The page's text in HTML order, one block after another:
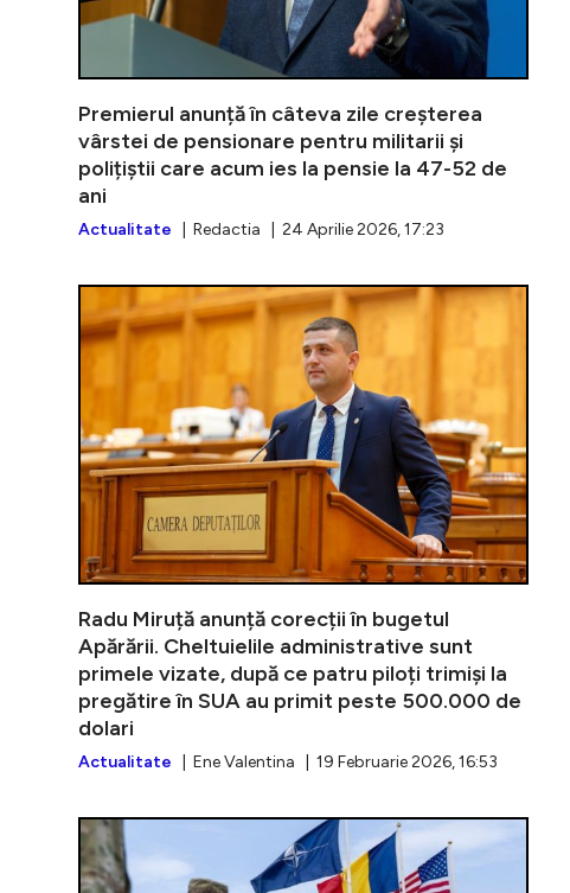
Premierul anunță în câteva zile creșterea
vârstei de pensionare pentru militarii și
polițiștii care acum ies la pensie la 47-52 de
ani
Actualitate | Redactia | 24 Aprilie 2026, 17:23
Radu Miruță anunță corecții în bugetul
Apărării. Cheltuielile administrative sunt
primele vizate, după ce patru piloți trimiși la
pregătire în SUA au primit peste 500.000 de
dolari
Actualitate | Ene Valentina | 19 Februarie 2026, 16:53